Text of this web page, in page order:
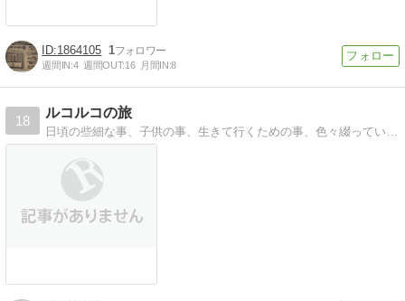
1864105 1
週間IN:4 週間OUT:16 月間IN:8
18
ルコルコの旅